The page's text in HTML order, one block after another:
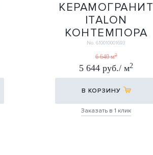
КЕРАМОГРАНИТ
ITALON
КОНТЕМПОРА
КАРБОН 80Х160
80Х160
No. 610010001693
6 640 м2
5 644 руб./ м2
В КОРЗИНУ
Заказать в 1 клик